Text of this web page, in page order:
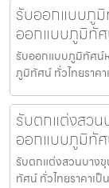
รับออกแบบภู
ออกแบบภูมิทั
รับออกแบบภูมิทัศน์
ภูมิทัศน์ ทั่วไทยราค
รับตกแต่งสวน
ออกแบบภูมิทั
รับตกแต่งสวนบาง
ทัศน์ ทั่วไทยราคาเ